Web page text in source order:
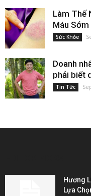
Làm Thế
Máu Sớm
Sức Khỏe
Doanh
phải biết
Tin Tức
Hương
Lựa